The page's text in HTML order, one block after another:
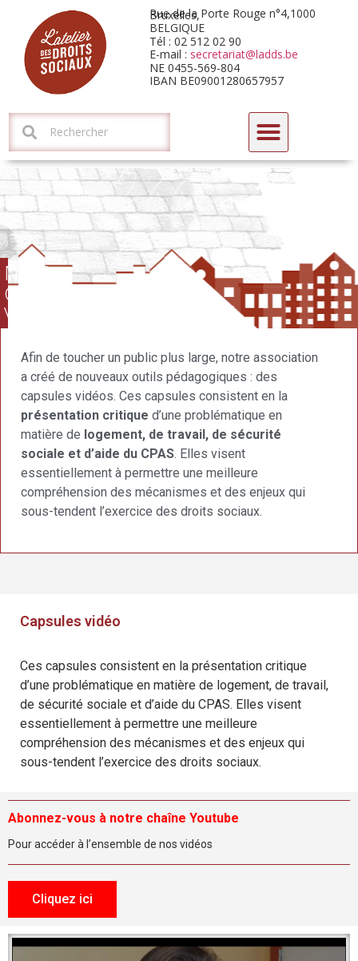
Rue de la Porte Rouge n°4,1000 Bruxelles,
BELGIQUE
Tél : 02 512 02 90
E-mail : secretariat@ladds.be
NE 0455-569-804
IBAN BE09001280657957
NOS
CAPSULES
VIDÉO
Afin de toucher un public plus large, notre association
a créé de nouveaux outils pédagogiques : des
capsules vidéos. Ces capsules consistent en la
présentation critique d’une problématique en
matière de logement, de travail, de sécurité
sociale et d’aide du CPAS. Elles visent
essentiellement à permettre une meilleure
compréhension des mécanismes et des enjeux qui
sous-tendent l’exercice des droits sociaux.
Capsules vidéo
Ces capsules consistent en la présentation critique
d’une problématique en matière de logement, de travail,
de sécurité sociale et d’aide du CPAS. Elles visent
essentiellement à permettre une meilleure
compréhension des mécanismes et des enjeux qui
sous-tendent l’exercice des droits sociaux.
Abonnez-vous à notre chaîne Youtube
Pour accéder à l’ensemble de nos vidéos
Cliquez ici